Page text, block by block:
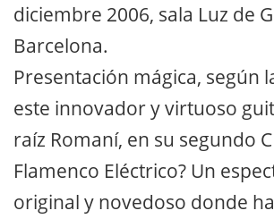
diciembre 2006, sala Luz de
Barcelona.
Presentación mágica, según
este innovador y virtuoso
raíz Romaní, en su segundo
Flamenco Eléctrico? Un
original y novedoso donde